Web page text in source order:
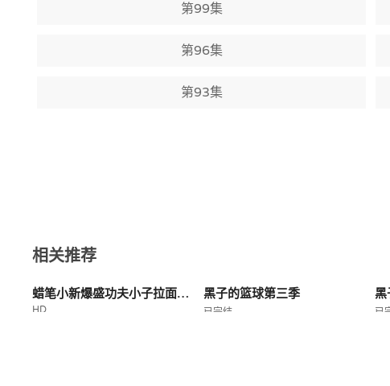
第99集
第96集
第93集
相关推荐
蜡笔小新爆盛功夫小子拉面之乱
HD
黑子的篮球第三季
已完结
黑
已